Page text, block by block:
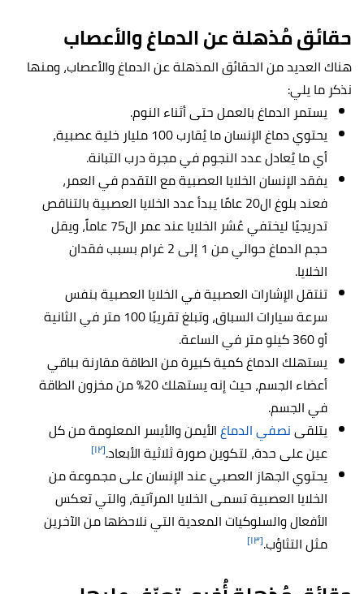
حقائق مُذهلة عن الدماغ والأعصاب
هناك العديد من الحقائق المذهلة عن الدماغ والأعصاب، ومنها
نذكر ما يلي:
يستمر الدماغ بالعمل حتى أثناء النوم.
يحتوي دماغ الإنسان ما يُقارب 100 مليار خلية عصبية،
أي ما يُعادل عدد النجوم في مجرة درب التبانة.
يفقد الإنسان الخلايا العصبية مع التقدم في العمر،
فعند بلوغ ال20 عامًا يبدأ عدد الخلايا العصبية بالتناقص
تدريجيًا ليختفي عُشر الخلايا عند عمر ال75 عاماً، ويقل
حجم الدماغ حوالي من 1 إلى 2 غرام بسبب فقدان
الخلايا.
تنتقل الإشارات العصبية في الخلايا العصبية بنفس
سرعة سيارات السباق، وتبلغ تقريبًا 100 متر في الثانية
أو 360 كيلو متر في الساعة.
يستهلك الدماغ كمية كبيرة من الطاقة مقارنة بباقي
أعضاء الجسم، حيث إنه يستهلك 20% من مخزون الطاقة
في الجسم.
يتلقىنصفي الدماغالأيمن والأيسر المعلومة من كل
عين على حدة، لتكوين صورة ثلاثية الأبعاد.[١٢]
يحتوي الجهاز العصبي عند الإنسان على مجموعة من
الخلايا العصبية تسمى الخلايا المرآتية، والتي تعكس
الأفعال والسلوكيات المعدية التي نلاحظها من الآخرين
مثل التثاؤب.[١٣]